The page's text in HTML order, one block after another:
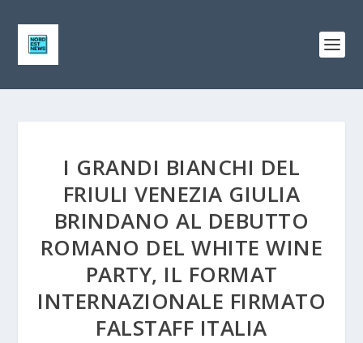
I GRANDI BIANCHI DEL
FRIULI VENEZIA GIULIA
BRINDANO AL DEBUTTO
ROMANO DEL WHITE WINE
PARTY, IL FORMAT
INTERNAZIONALE FIRMATO
FALSTAFF ITALIA